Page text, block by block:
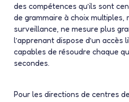
des compétences qu’ils sont
de grammaire à choix multiples,
surveillance, ne mesure plus
l’apprenant dispose d’un accès
capables de résoudre chaque
secondes.
Pour les directions de centres